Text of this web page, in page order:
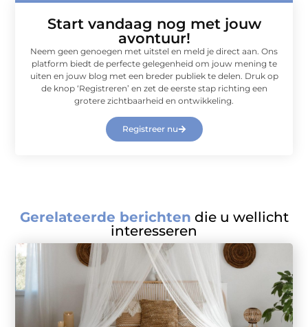
Start vandaag nog met jouw
avontuur!
Neem geen genoegen met uitstel en meld je direct aan. Ons
platform biedt de perfecte gelegenheid om jouw mening te
uiten en jouw blog met een breder publiek te delen. Druk op
de knop ‘Registreren’ en zet de eerste stap richting een
grotere zichtbaarheid en ontwikkeling.
Registreer nu
Gerelateerde berichten die u wellicht
interesseren